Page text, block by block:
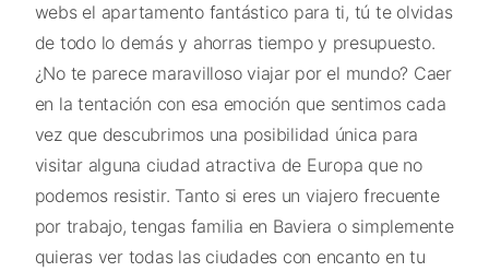
webs el apartamento fantástico para ti, tú te olvidas
de todo lo demás y ahorras tiempo y presupuesto.
¿No te parece maravilloso viajar por el mundo? Caer
en la tentación con esa emoción que sentimos cada
vez que descubrimos una posibilidad única para
visitar alguna ciudad atractiva de Europa que no
podemos resistir. Tanto si eres un viajero frecuente
por trabajo, tengas familia en Baviera o simplemente
quieras ver todas las ciudades con encanto en tu